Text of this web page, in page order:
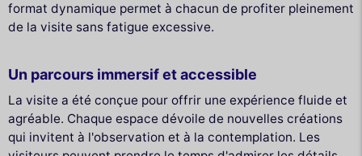
format dynamique permet à chacun de profiter pleinement
de la visite sans fatigue excessive.
Un parcours immersif et accessible
La visite a été conçue pour offrir une expérience fluide et
agréable. Chaque espace dévoile de nouvelles créations
qui invitent à l'observation et à la contemplation. Les